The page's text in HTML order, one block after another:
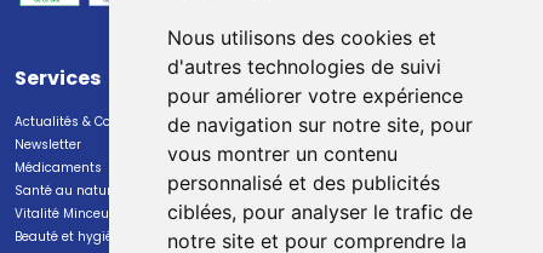
Nous utilisons des cookies et
d'autres technologies de suivi
pour améliorer votre expérience
de navigation sur notre site, pour
vous montrer un contenu
personnalisé et des publicités
ciblées, pour analyser le trafic de
notre site et pour comprendre la
Services
Actualités & Conseils
Newsletter
Médicaments
Santé au naturel
Vitalité Minceur Nutrition
Beauté et hygiène
Paiement
Paiement sécurisé